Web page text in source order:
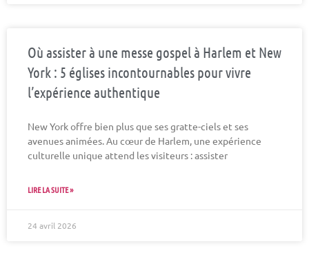
Où assister à une messe gospel à Harlem et New
York : 5 églises incontournables pour vivre
l’expérience authentique
New York offre bien plus que ses gratte-ciels et ses
avenues animées. Au cœur de Harlem, une expérience
culturelle unique attend les visiteurs : assister
LIRE LA SUITE »
24 avril 2026